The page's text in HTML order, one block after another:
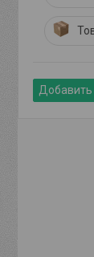
Добавить